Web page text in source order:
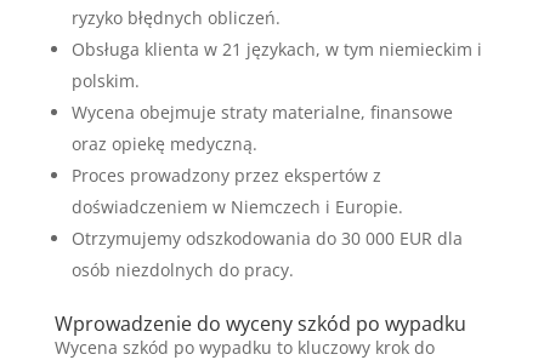
ryzyko błędnych obliczeń.
Obsługa klienta w 21 językach, w tym niemieckim i
polskim.
Wycena obejmuje straty materialne, finansowe
oraz opiekę medyczną.
Proces prowadzony przez ekspertów z
doświadczeniem w Niemczech i Europie.
Otrzymujemy odszkodowania do 30 000 EUR dla
osób niezdolnych do pracy.
Wprowadzenie do wyceny szkód po wypadku
Wycena szkód po wypadku to kluczowy krok do